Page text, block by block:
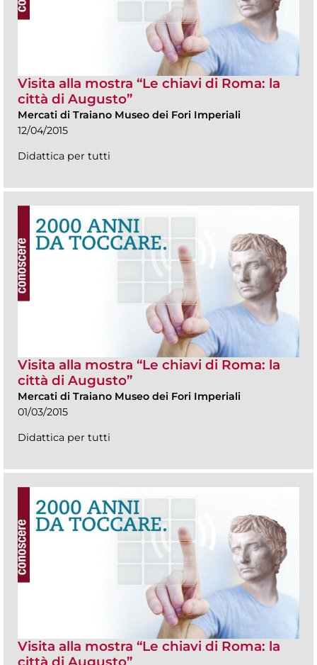
Visita alla mostra “Le chiavi di Roma: la
città di Augusto”
Mercati di Traiano Museo dei Fori Imperiali
12/04/2015
Didattica per tutti
Visita alla mostra “Le chiavi di Roma: la
città di Augusto”
Mercati di Traiano Museo dei Fori Imperiali
01/03/2015
Didattica per tutti
Visita alla mostra “Le chiavi di Roma: la